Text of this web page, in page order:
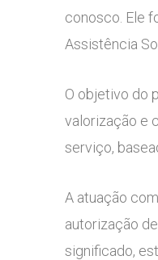
conosco. Ele
Assistência
O objetivo do
valorização e
serviço,
A atuação
autorização
significado,